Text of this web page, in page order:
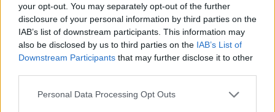
your opt-out. You may separately opt-out of the further
disclosure of your personal information by third parties on the
IAB’s list of downstream participants. This information may
also be disclosed by us to third parties on the IAB’s List of
Downstream Participants that may further disclose it to other
Personal Data Processing Opt Outs